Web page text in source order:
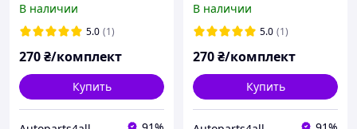
светодиодная фонарь
номерного знаку диодная
В наличии
5.0 (1)
270₴/комплект
Купить
светодиодная фонарь
номерного знаку диодная
В наличии
5.0 (1)
270₴/комплект
Купить